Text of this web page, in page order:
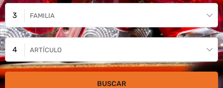
FAMILIA
ARTÍCULO